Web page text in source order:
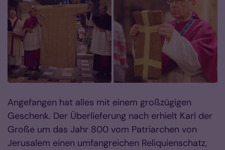
Angefangen hat alles mit einem großzügigen
Geschenk. Der Überlieferung nach erhielt Karl der
Große um das Jahr 800 vom Patriarchen von
Jerusalem einen umfangreichen Reliquienschatz,